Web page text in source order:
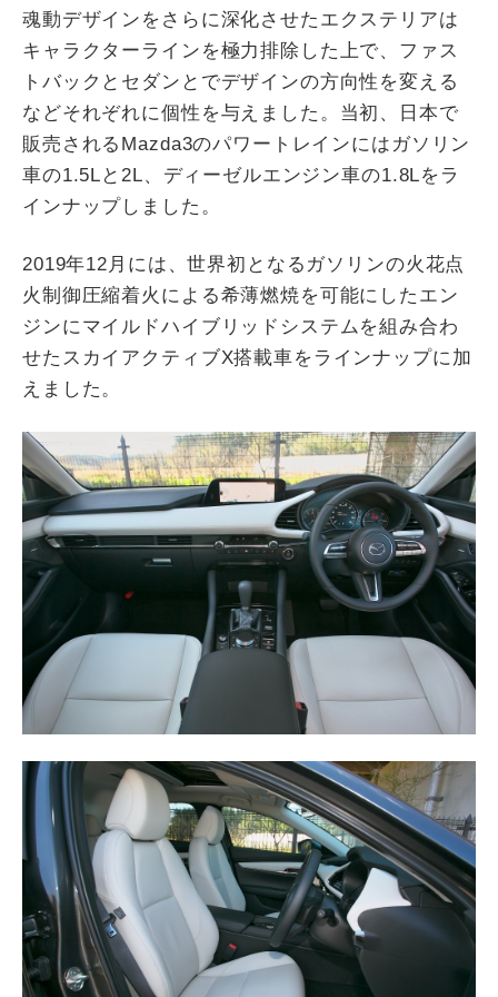
魂動デザインをさらに深化させたエクステリアは
キャラクターラインを極力排除した上で、ファス
トバックとセダンとでデザインの方向性を変える
などそれぞれに個性を与えました。当初、日本で
販売されるMazda3のパワートレインにはガソリン
車の1.5Lと2L、ディーゼルエンジン車の1.8Lをラ
インナップしました。
2019年12月には、世界初となるガソリンの火花点
火制御圧縮着火による希薄燃焼を可能にしたエン
ジンにマイルドハイブリッドシステムを組み合わ
せたスカイアクティブX搭載車をラインナップに加
えました。